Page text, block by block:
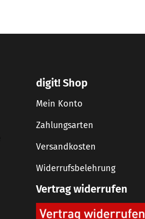
digit! Shop
Mein Konto
Zahlungsarten
Versandkosten
Widerrufsbelehrung
Vertrag widerrufen